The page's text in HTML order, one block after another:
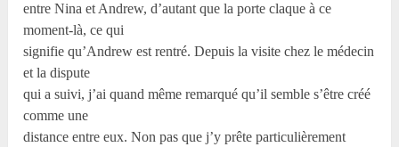
entre Nina et Andrew, d’autant que la porte claque à ce
moment-là, ce qui
signifie qu’Andrew est rentré. Depuis la visite chez le médecin
et la dispute
qui a suivi, j’ai quand même remarqué qu’il semble s’être créé
comme une
distance entre eux. Non pas que j’y prête particulièrement